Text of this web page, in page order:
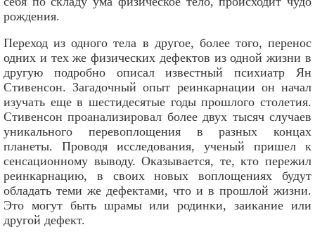
рождения.
Переход из одного тела в другое, более того, перенос
одних и тех же физических дефектов из одной жизни в
другую подробно описал известный психиатр Ян
Стивенсон. Загадочный опыт реинкарнации он начал
изучать еще в шестидесятые годы прошлого столетия.
Стивенсон проанализировал более двух тысяч случаев
уникального перевоплощения в разных концах
планеты. Проводя исследования, ученый пришел к
сенсационному выводу. Оказывается, те, кто пережил
реинкарнацию, в своих новых воплощениях будут
обладать теми же дефектами, что и в прошлой жизни.
Это могут быть шрамы или родинки, заикание или
другой дефект.